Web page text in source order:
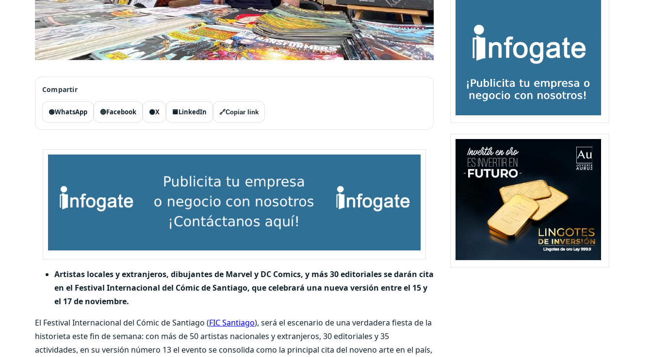
Compartir
🟢WhatsApp 🔵Facebook ⚫X 🟦LinkedIn 🔗Copiar link
Artistas locales y extranjeros, dibujantes de Marvel y DC Comics, y más 30 editoriales se darán cita
en el Festival Internacional del Cómic de Santiago, que celebrará una nueva versión entre el 15 y
el 17 de noviembre.
El Festival Internacional del Cómic de Santiago (FIC Santiago), será el escenario de una verdadera fiesta de la
historieta este fin de semana: con más de 50 artistas nacionales y extranjeros, 30 editoriales y 35
actividades, en su versión número 13 el evento se consolida como la principal cita del noveno arte en el país,